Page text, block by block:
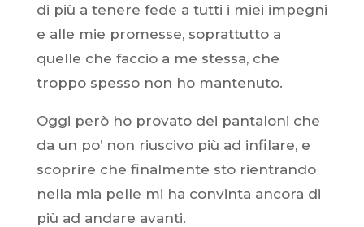
di più a tenere fede a tutti i miei impegni
e alle mie promesse, soprattutto a
quelle che faccio a me stessa, che
troppo spesso non ho mantenuto.
Oggi però ho provato dei pantaloni che
da un po’ non riuscivo più ad infilare, e
scoprire che finalmente sto rientrando
nella mia pelle mi ha convinta ancora di
più ad andare avanti.